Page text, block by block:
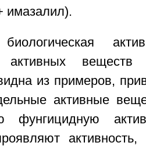
имазалил).
активных веществ
из примеров,
активные
фунгицидную